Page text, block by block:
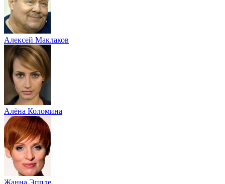
Алексей Маклаков
Алёна Коломина
Жанна Эппле